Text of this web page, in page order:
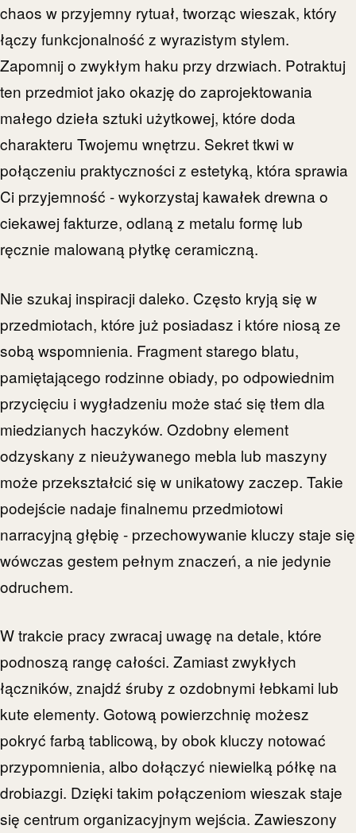
chaos w przyjemny rytuał, tworząc wieszak, który
łączy funkcjonalność z wyrazistym stylem.
Zapomnij o zwykłym haku przy drzwiach. Potraktuj
ten przedmiot jako okazję do zaprojektowania
małego dzieła sztuki użytkowej, które doda
charakteru Twojemu wnętrzu. Sekret tkwi w
połączeniu praktyczności z estetyką, która sprawia
Ci przyjemność - wykorzystaj kawałek drewna o
ciekawej fakturze, odlaną z metalu formę lub
ręcznie malowaną płytkę ceramiczną.
Nie szukaj inspiracji daleko. Często kryją się w
przedmiotach, które już posiadasz i które niosą ze
sobą wspomnienia. Fragment starego blatu,
pamiętającego rodzinne obiady, po odpowiednim
przycięciu i wygładzeniu może stać się tłem dla
miedzianych haczyków. Ozdobny element
odzyskany z nieużywanego mebla lub maszyny
może przekształcić się w unikatowy zaczep. Takie
podejście nadaje finalnemu przedmiotowi
narracyjną głębię - przechowywanie kluczy staje się
wówczas gestem pełnym znaczeń, a nie jedynie
odruchem.
W trakcie pracy zwracaj uwagę na detale, które
podnoszą rangę całości. Zamiast zwykłych
łączników, znajdź śruby z ozdobnymi łebkami lub
kute elementy. Gotową powierzchnię możesz
pokryć farbą tablicową, by obok kluczy notować
przypomnienia, albo dołączyć niewielką półkę na
drobiazgi. Dzięki takim połączeniom wieszak staje
się centrum organizacyjnym wejścia. Zawieszony